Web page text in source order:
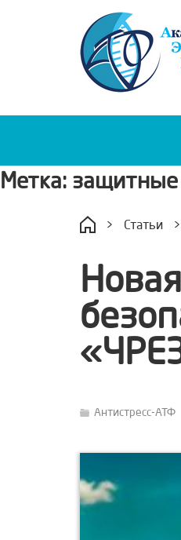
Метка: защитные
> Статьи >
Антистресс-АТФ